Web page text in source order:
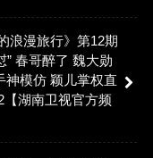
浪漫旅行》第12期
” 春哥醉了 魏大勋
神模仿 颖儿掌权直
【湖南卫视官方频